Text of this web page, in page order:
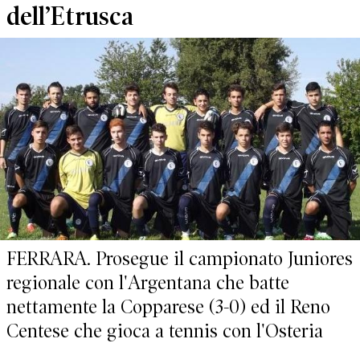
dell’Etrusca
FERRARA. Prosegue il campionato Juniores
regionale con l'Argentana che batte
nettamente la Copparese (3-0) ed il Reno
Centese che gioca a tennis con l'Osteria